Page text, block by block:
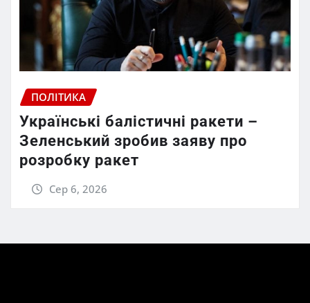
ПОЛІТИКА
Українські балістичні ракети –
Зеленський зробив заяву про
розробку ракет
Сер 6, 2026